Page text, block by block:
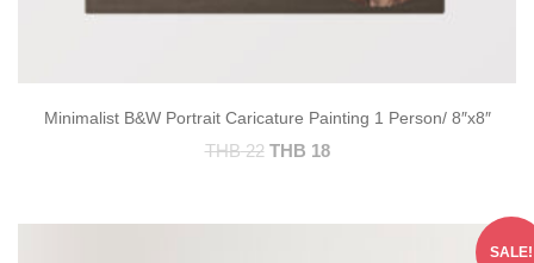
Minimalist B&W Portrait Caricature Painting 1 Person/ 8″x8″
THB22 THB 18
SALE!